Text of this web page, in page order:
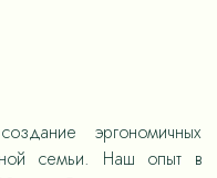
эргономичных
семьи. Наш опыт в